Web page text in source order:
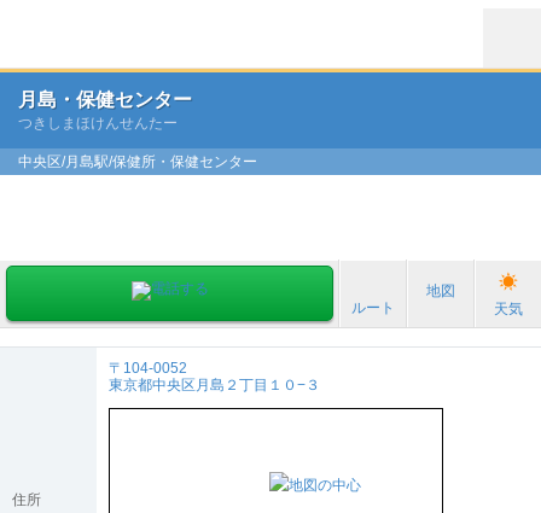
月島・保健センター
つきしまほけんせんたー
中央区/月島駅/保健所・保健センター
ルート
地図
天気
住所
〒104-0052
東京都中央区月島２丁目１０−３